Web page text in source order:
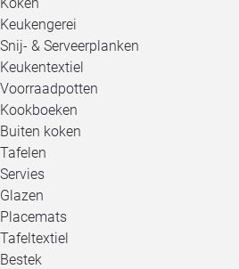
Keukengerei
Snij- & Serveerplanken
Keukentextiel
Voorraadpotten
Kookboeken
Buiten koken
Tafelen
Servies
Glazen
Placemats
Tafeltextiel
Bestek